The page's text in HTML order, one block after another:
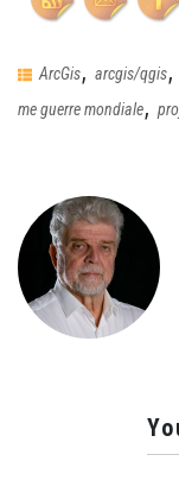
ArcGis, arcgis/qgis
me guerre mondiale,